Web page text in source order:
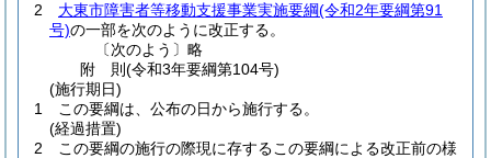
2
大東市障害者等移動支援事業実施要綱(令和2年要綱第91
号)の一部を次のように改正する。
〔次のよう〕略
附 則(令和3年要綱第104号)
(施行期日)
1
この要綱は、公布の日から施行する。
(経過措置)
2
この要綱の施行の際現に存するこの要綱による改正前の様